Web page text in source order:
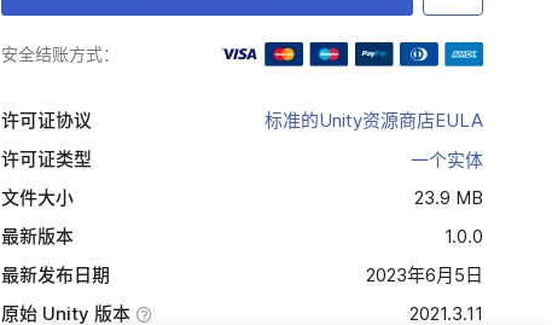
安全结账方式：
许可证协议
标准的Unity资源商店EULA
许可证类型
一个实体
文件大小
23.9 MB
最新版本
1.0.0
最新发布日期
2023年6月5日
原始 Unity 版本
2021.3.11